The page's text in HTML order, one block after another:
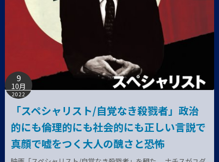
9
10月
2022
「スペシャリスト/自覚なき殺戮者」政治
的にも倫理的にも社会的にも正しい言説で
真顔で嘘をつく大人の醜さと恐怖